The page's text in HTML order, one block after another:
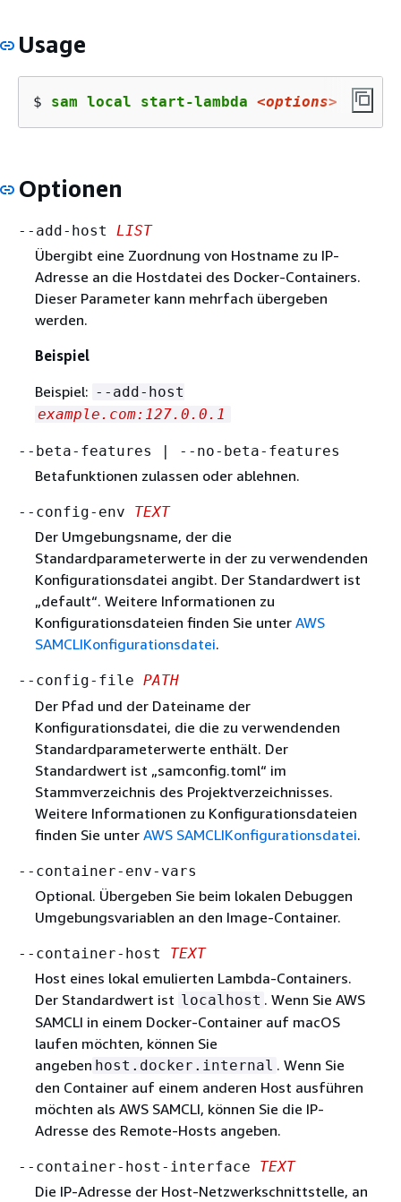
Usage
$ sam local start-lambda <options>
Optionen
--add-host LIST
Übergibt eine Zuordnung von Hostname zu IP-
Adresse an die Hostdatei des Docker-Containers.
Dieser Parameter kann mehrfach übergeben
werden.
Beispiel
Beispiel: --add-host
example.com:127.0.0.1
--beta-features | --no-beta-features
Betafunktionen zulassen oder ablehnen.
--config-env TEXT
Der Umgebungsname, der die
Standardparameterwerte in der zu verwendenden
Konfigurationsdatei angibt. Der Standardwert ist
„default“. Weitere Informationen zu
Konfigurationsdateien finden Sie unter AWS
SAMCLIKonfigurationsdatei.
--config-file PATH
Der Pfad und der Dateiname der
Konfigurationsdatei, die die zu verwendenden
Standardparameterwerte enthält. Der
Standardwert ist „samconfig.toml“ im
Stammverzeichnis des Projektverzeichnisses.
Weitere Informationen zu Konfigurationsdateien
finden Sie unter AWS SAMCLIKonfigurationsdatei.
--container-env-vars
Optional. Übergeben Sie beim lokalen Debuggen
Umgebungsvariablen an den Image-Container.
--container-host TEXT
Host eines lokal emulierten Lambda-Containers.
Der Standardwert ist localhost . Wenn Sie AWS
SAMCLI in einem Docker-Container auf macOS
laufen möchten, können Sie
angeben host.docker.internal . Wenn Sie
den Container auf einem anderen Host ausführen
möchten als AWS SAMCLI, können Sie die IP-
Adresse des Remote-Hosts angeben.
--container-host-interface TEXT
Die IP-Adresse der Host-Netzwerkschnittstelle, an